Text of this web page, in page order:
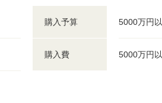
購入予算 5000万円
購入費 5000万円